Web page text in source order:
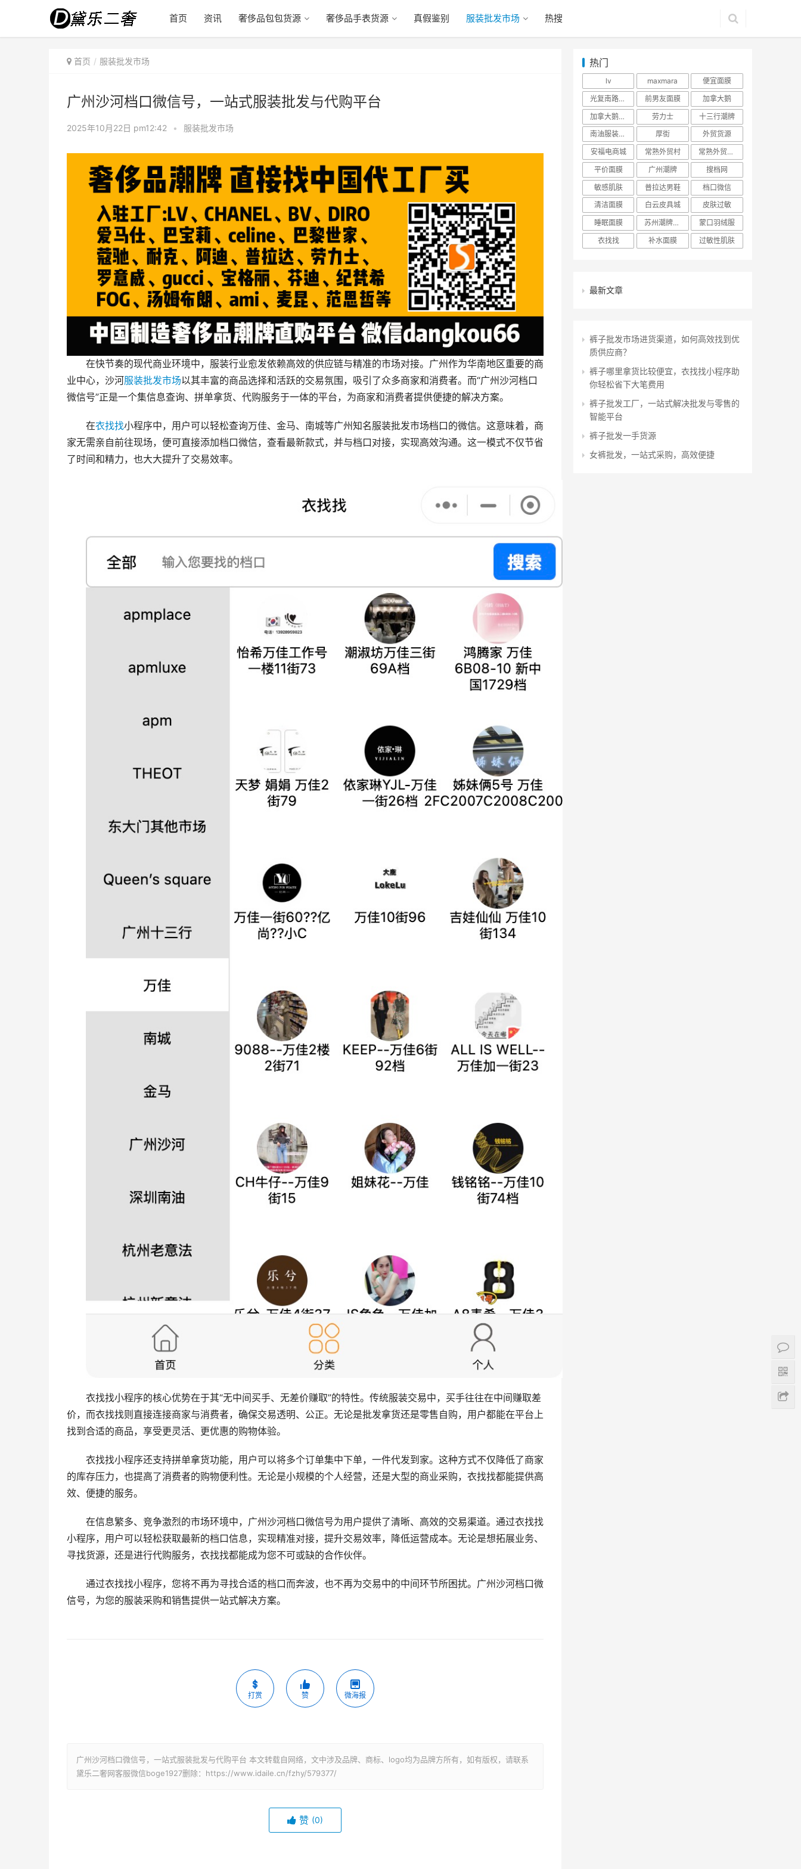
首页 资讯 奢侈品包包货源 奢侈品手表货源 真假鉴别 服装批发市场 热搜
首页 服装批发市场
广州沙河档口微信号，一站式服装批发与代购平台
2025年10月22日 pm12:42 • 服装批发市场
在快节奏的现代商业环境中，服装行业愈发依赖高效的供应链与精准的市场对接。广州作为华南地区重要的商
业中心，沙河服装批发市场以其丰富的商品选择和活跃的交易氛围，吸引了众多商家和消费者。而“广州沙河档口
微信号”正是一个集信息查询、拼单拿货、代购服务于一体的平台，为商家和消费者提供便捷的解决方案。
在衣找找小程序中，用户可以轻松查询万佳、金马、南城等广州知名服装批发市场档口的微信。这意味着，商
家无需亲自前往现场，便可直接添加档口微信，查看最新款式，并与档口对接，实现高效沟通。这一模式不仅节省
了时间和精力，也大大提升了交易效率。
衣找找小程序的核心优势在于其“无中间买手、无差价赚取”的特性。传统服装交易中，买手往往在中间赚取差
价，而衣找找则直接连接商家与消费者，确保交易透明、公正。无论是批发拿货还是零售自购，用户都能在平台上
找到合适的商品，享受更灵活、更优惠的购物体验。
衣找找小程序还支持拼单拿货功能，用户可以将多个订单集中下单，一件代发到家。这种方式不仅降低了商家
的库存压力，也提高了消费者的购物便利性。无论是小规模的个人经营，还是大型的商业采购，衣找找都能提供高
效、便捷的服务。
在信息繁多、竞争激烈的市场环境中，广州沙河档口微信号为用户提供了清晰、高效的交易渠道。通过衣找找
小程序，用户可以轻松获取最新的档口信息，实现精准对接，提升交易效率，降低运营成本。无论是想拓展业务、
寻找货源，还是进行代购服务，衣找找都能成为您不可或缺的合作伙伴。
通过衣找找小程序，您将不再为寻找合适的档口而奔波，也不再为交易中的中间环节所困扰。广州沙河档口微
信号，为您的服装采购和销售提供一站式解决方案。
打赏 赞 微海报
广州沙河档口微信号，一站式服装批发与代购平台 本文转载自网络，文中涉及品牌、商标、logo均为品牌方所有，如有版权，请联系
黛乐二奢网客服微信boge1927删除：https://www.idaile.cn/fzhy/579377/
赞 (0)
热门
lv maxmara
便宜面膜
光复南路潮牌
前男友面膜
加拿大鹅
加拿大鹅羽绒服
劳力士
十三行潮牌
南油服装批发市场
厚街
外贸货源
安福电商城
常熟外贸村
常熟外贸村货源
平价面膜
广州潮牌
搜档网
敏感肌肤
普拉达男鞋
档口微信
清洁面膜
白云皮具城
皮肤过敏
睡眠面膜
苏州潮牌货源
蒙口羽绒服
衣找找
补水面膜 过敏性肌肤
最新文章
裤子批发市场进货渠道，如何高效找到优
质供应商？
裤子哪里拿货比较便宜，衣找找小程序助
你轻松省下大笔费用
裤子批发工厂，一站式解决批发与零售的
智能平台
裤子批发一手货源
女裤批发，一站式采购，高效便捷